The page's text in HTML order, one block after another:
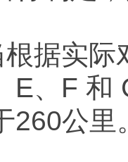
据实
E、F 和
260公里